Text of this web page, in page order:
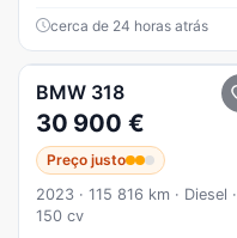
cerca de 24 horas atrás
BMW 318
30 900 €
Preço justo
2023 · 115 816 km · Diesel ·
150 cv